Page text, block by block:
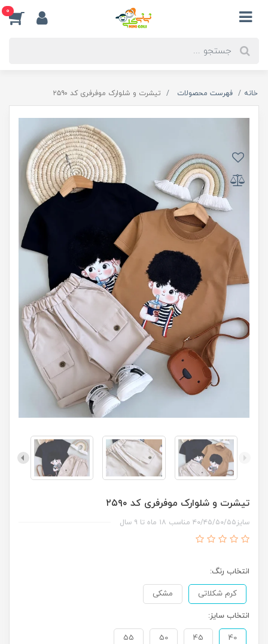
0
خانه فهرست محصولات تیشرت و شلوارک موفرفری کد ۲۵۹۰
تیشرت و شلوارک موفرفری کد ۲۵۹۰
سایز۴۰/۴۵/۵۰/۵۵ مناسب ۱۸ ماه تا ۹ سال
انتخاب رنگ:
کرم شکلاتی مشکی
انتخاب سایز:
40
45
50
55